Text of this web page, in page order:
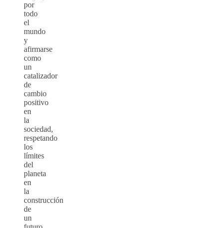
por
todo
el
mundo
y
afirmarse
como
un
catalizador
de
cambio
positivo
en
la
sociedad,
respetando
los
límites
del
planeta
en
la
construcción
de
un